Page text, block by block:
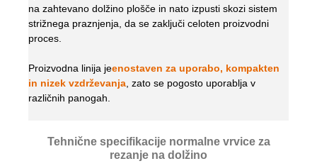
na zahtevano dolžino plošče in nato izpusti skozi sistem
strižnega praznjenja, da se zaključi celoten proizvodni
proces.
Proizvodna linija jeenostaven za uporabo, kompakten
in nizek vzdrževanja , zato se pogosto uporablja v
različnih panogah.
Tehnične specifikacije normalne vrvice za
rezanje na dolžino